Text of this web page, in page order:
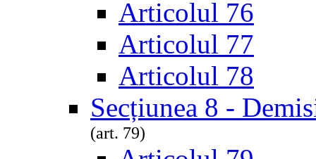
Articolul 76
Articolul 77
Articolul 78
Secțiunea 8 -
(art. 79)